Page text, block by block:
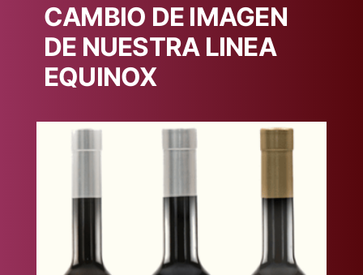
CAMBIO DE IMAGEN
DE NUESTRA LINEA
EQUINOX